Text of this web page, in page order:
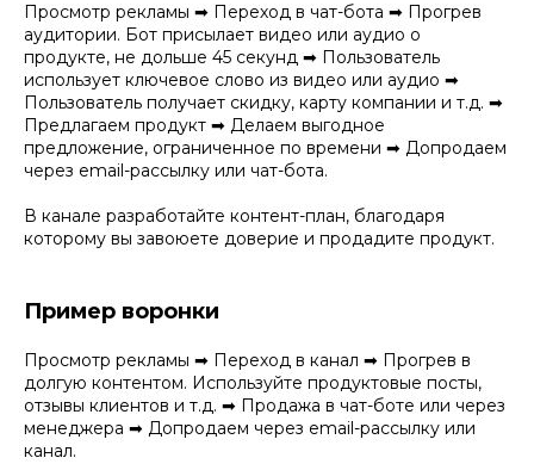
Просмотр рекламы ➡ Переход в чат-бота ➡ Прогрев
аудитории. Бот присылает видео или аудио о
продукте, не дольше 45 секунд ➡ Пользователь
использует ключевое слово из видео или аудио ➡
Пользователь получает скидку, карту компании и т.д. ➡
Предлагаем продукт ➡ Делаем выгодное
предложение, ограниченное по времени ➡ Допродаем
через email-рассылку или чат-бота.
В канале разработайте контент-план, благодаря
которому вы завоюете доверие и продадите продукт.
Пример воронки
Просмотр рекламы ➡ Переход в канал ➡ Прогрев в
долгую контентом. Используйте продуктовые посты,
отзывы клиентов и т.д. ➡ Продажа в чат-боте или через
менеджера ➡ Допродаем через email-рассылку или
канал.